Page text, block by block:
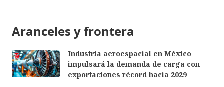
Aranceles y frontera
Industria aeroespacial en México
impulsará la demanda de carga con
exportaciones récord hacia 2029